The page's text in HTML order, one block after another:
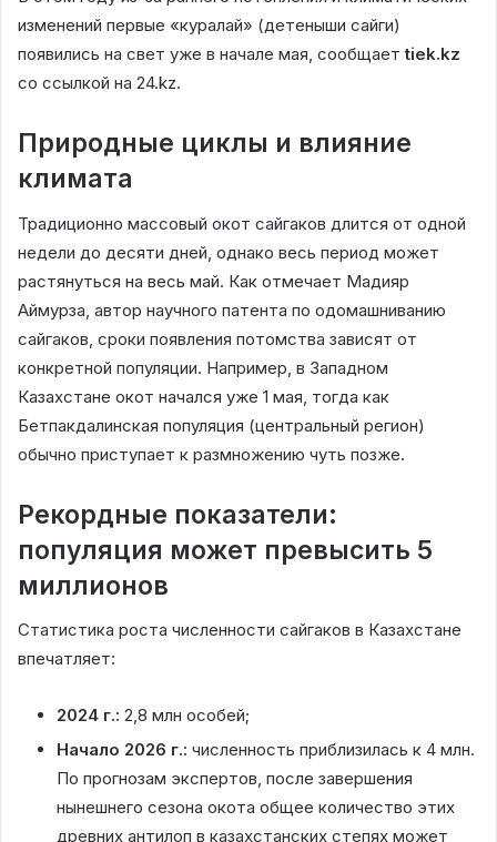
изменений первые «куралай» (детеныши сайги)
появились на свет уже в начале мая, сообщаетtiek.kz
со ссылкой на 24.kz.
Природные циклы и влияние
климата
Традиционно массовый окот сайгаков длится от одной
недели до десяти дней, однако весь период может
растянуться на весь май. Как отмечает Мадияр
Аймурза, автор научного патента по одомашниванию
сайгаков, сроки появления потомства зависят от
конкретной популяции. Например, в Западном
Казахстане окот начался уже 1 мая, тогда как
Бетпакдалинская популяция (центральный регион)
обычно приступает к размножению чуть позже.
Рекордные показатели:
популяция может превысить 5
миллионов
Статистика роста численности сайгаков в Казахстане
впечатляет:
2024 г.: 2,8 млн особей;
Начало 2026 г.: численность приблизилась к 4 млн.
По прогнозам экспертов, после завершения
нынешнего сезона окота общее количество этих
древних антилоп в казахстанских степях может